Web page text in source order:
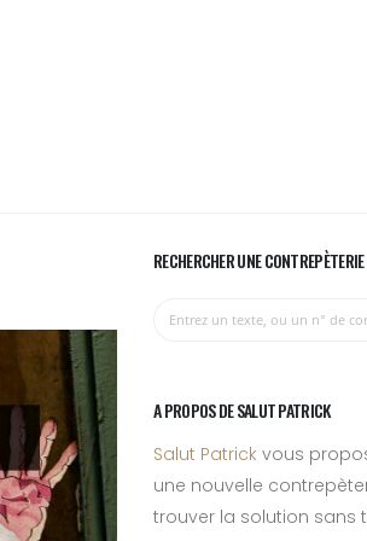
RECHERCHER UNE CONTREPÈTERIE
A PROPOS DE SALUT PATRICK
Salut Patrick vous
une nouvelle
trouver la solution sans